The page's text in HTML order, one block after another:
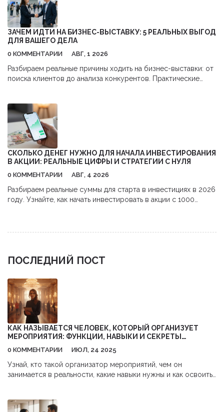
ЗАЧЕМ ИДТИ НА БИЗНЕС-ВЫСТАВКУ: 5 РЕАЛЬНЫХ ВЫГОД
ДЛЯ ВАШЕГО ДЕЛА
0 КОММЕНТАРИИ АВГ, 1 2026
Разбираем реальные причины ходить на бизнес-выставки: от
поиска клиентов до анализа конкурентов. Практические
СКОЛЬКО ДЕНЕГ НУЖНО ДЛЯ НАЧАЛА ИНВЕСТИРОВАНИЯ
В АКЦИИ: РЕАЛЬНЫЕ ЦИФРЫ И СТРАТЕГИИ С НУЛЯ
0 КОММЕНТАРИИ АВГ, 4 2026
Разбираем реальные суммы для старта в инвестициях в 2026
году. Узнайте, как начать инвестировать в акции с 1000
ПОСЛЕДНИЙ ПОСТ
КАК НАЗЫВАЕТСЯ ЧЕЛОВЕК, КОТОРЫЙ ОРГАНИЗУЕТ
МЕРОПРИЯТИЯ: ФУНКЦИИ, НАВЫКИ И СЕКРЕТЫ
0 КОММЕНТАРИИ ИЮЛ, 24 2025
Узнай, кто такой организатор мероприятий, чем он
занимается в реальности, какие навыки нужны и как освоить